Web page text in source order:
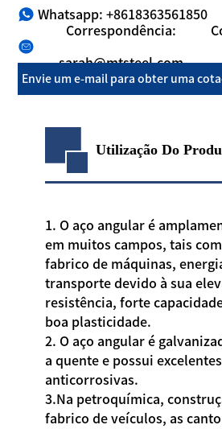
Whatsapp: +8618363561850
Correspondência:
sarah@mtsteel.com
Envie um e-mail para obter uma
Utilização Do
1. O aço angular é
em muitos campos, tais
fabrico de máquinas,
transporte devido à sua
resistência, forte
boa plasticidade.
2. O aço angular é
a quente e possui
anticorrosivas.
3.Na petroquímica,
fabrico de veículos, as